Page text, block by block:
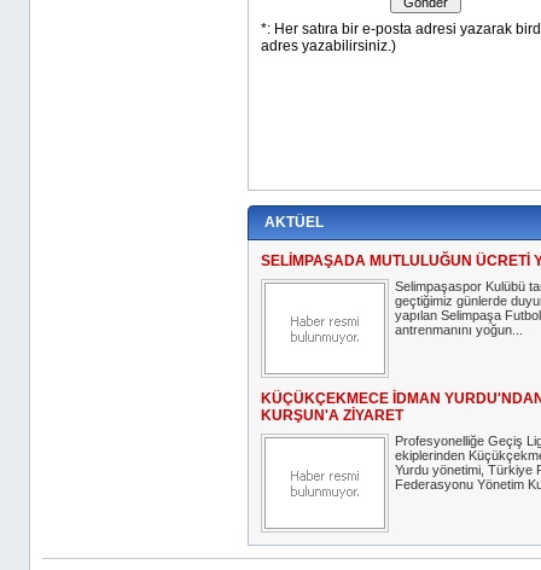
AKTÜEL
SELİMPAŞADA MUTLULUĞUN ÜCRETİ
Selimpaşaspor Kulübü
geçtiğimiz günlerde
yapılan Selimpaşa
antrenmanını yoğun...
KÜÇÜKÇEKMECE İDMAN
KURŞUN'A ZİYARET
Profesyonelliğe Geçiş
ekiplerinden
Yurdu yönetimi, Türkiye
Federasyonu Yönetim